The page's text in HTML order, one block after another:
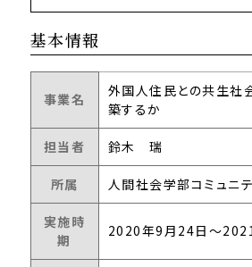
基本情報
事業名
外国人住民との共生社
築するか
担当者 鈴木 瑞
所属 人間社会学部コミュニ
実施時
期
2020年9月24日～